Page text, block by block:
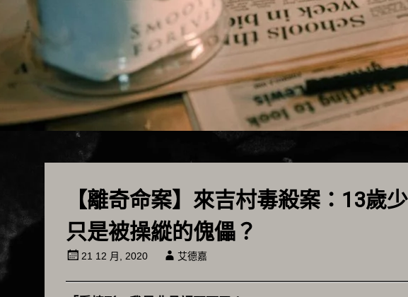
【離奇命案】來吉村毒殺案：13歲
只是被操縱的傀儡？
21 12 月, 2020 艾德嘉